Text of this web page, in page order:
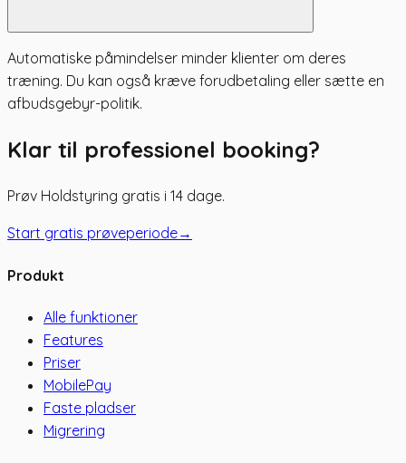
Automatiske påmindelser minder klienter om deres
træning. Du kan også kræve forudbetaling eller sætte en
afbudsgebyr-politik.
Klar til professionel booking?
Prøv Holdstyring gratis i 14 dage.
Start gratis prøveperiode→
Produkt
Alle funktioner
Features
Priser
MobilePay
Faste pladser
Migrering